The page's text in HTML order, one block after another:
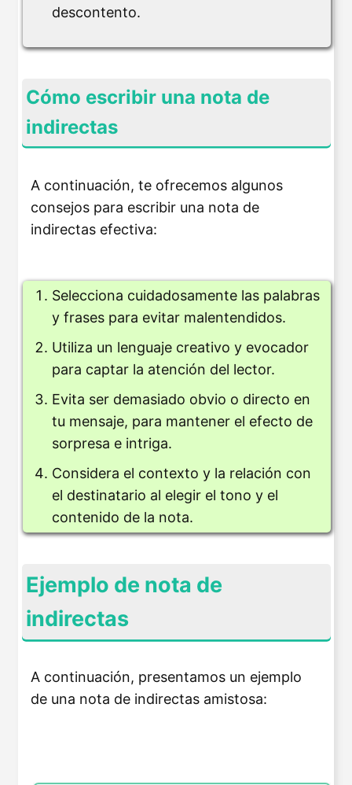
descontento.
Cómo escribir una nota de
indirectas
A continuación, te ofrecemos algunos
consejos para escribir una nota de
indirectas efectiva:
Selecciona cuidadosamente las palabras
y frases para evitar malentendidos.
Utiliza un lenguaje creativo y evocador
para captar la atención del lector.
Evita ser demasiado obvio o directo en
tu mensaje, para mantener el efecto de
sorpresa e intriga.
Considera el contexto y la relación con
el destinatario al elegir el tono y el
contenido de la nota.
Ejemplo de nota de
indirectas
A continuación, presentamos un ejemplo
de una nota de indirectas amistosa: